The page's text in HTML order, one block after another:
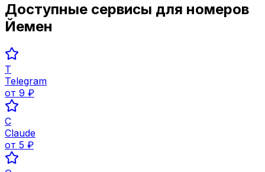
Доступные сервисы для номеров
Йемен
T
Telegram
от 9 ₽
C
Claude
от 5 ₽